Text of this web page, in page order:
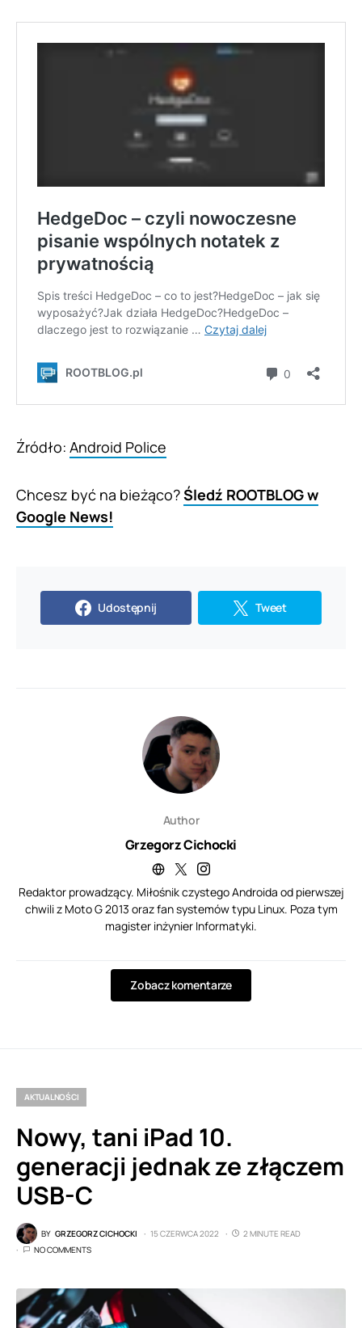
Źródło: Android Police
Chcesz być na bieżąco?Śledź ROOTBLOG w
Google News!
Udostępnij Tweet
Author
Grzegorz Cichocki
Redaktor prowadzący. Miłośnik czystego Androida od pierwszej
chwili z Moto G 2013 oraz fan systemów typu Linux. Poza tym
magister inżynier Informatyki.
Zobacz komentarze
AKTUALNOŚCI
Nowy, tani iPad 10.
generacji jednak ze złączem
USB-C
BY GRZEGORZ CICHOCKI 15 CZERWCA 2022
2 MINUTE READ
NO COMMENTS